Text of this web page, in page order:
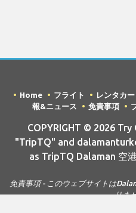
Home フライト レンタカー
報&ニュース
免責事項
COPYRIGHT © 2026
"TripTQ" and
as TripTQ Dalaman 空
免責事項 - このウェブサイトは
りま